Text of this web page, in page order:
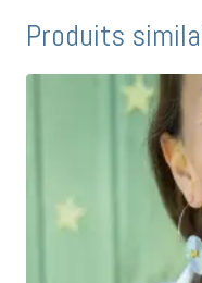
Produits